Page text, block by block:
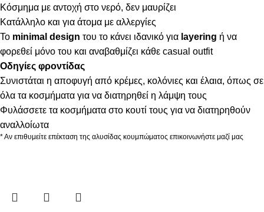
Κόσμημα με αντοχή στο νερό, δεν μαυρίζει
Κατάλληλο και για άτομα με αλλεργίες
Το minimal design του το κάνει ιδανικό για layering ή να
φορεθεί μόνο του και αναβαθμίζει κάθε casual outfit
Οδηγίες φροντίδας
Συνιστάται η αποφυγή από κρέμες, κολόνιες και έλαια, όπως σε
όλα τα κοσμήματα για να διατηρηθεί η λάμψη τους
Φυλάσσετε τα κοσμήματα στο κουτί τους για να διατηρηθούν
αναλλοίωτα
* Αν επιθυμείτε επέκταση της αλυσίδας κουμπώματος επικοινωνήστε μαζί μας